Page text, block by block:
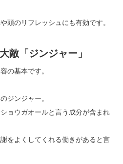
頭のリフレッシュにも有効です。
敵「ジンジャー」
の基本です。
ジンジャー。
ョウガオールと言う成分が含まれ
をよくしてくれる働きがあると言